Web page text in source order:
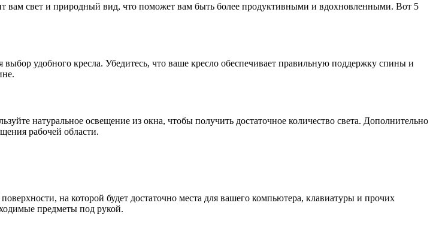
вам свет и природный вид, что поможет вам быть более продуктивными и вдохновленными. Вот 5
удобного кресла. Убедитесь, что ваше кресло обеспечивает правильную поддержку спины и
натуральное освещение из окна, чтобы получить достаточное количество света. Дополнительно
рабочей области.
на которой будет достаточно места для вашего компьютера, клавиатуры и прочих
предметы под рукой.